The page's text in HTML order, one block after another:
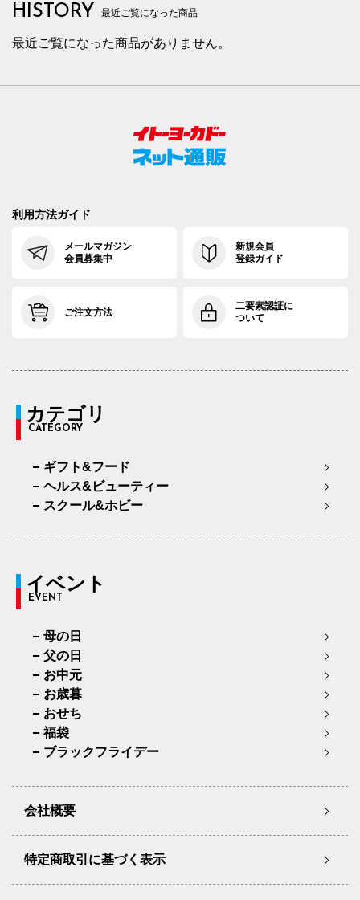
HISTORY 最近ご覧になった商品
最近ご覧になった商品がありません。
利用方法ガイド
メールマガジン
会員募集中
新規会員
登録ガイド
ご注文方法
二要素認証に
ついて
カテゴリ
CATEGORY
ギフト&フード
ヘルス&ビューティー
スクール&ホビー
イベント
EVENT
母の日
父の日
お中元
お歳暮
おせち
福袋
ブラックフライデー
会社概要
特定商取引に基づく表示